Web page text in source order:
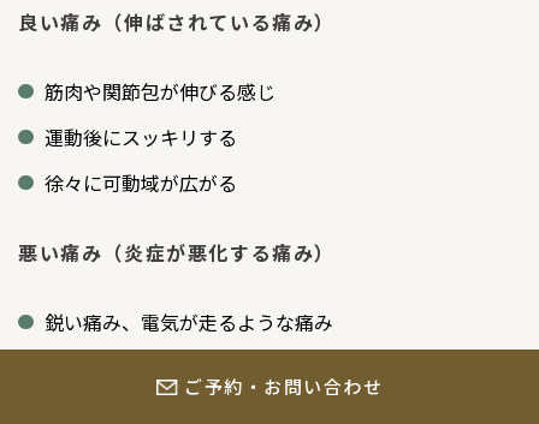
ご予約・お問い合わせ
良い痛み（伸ばされている痛み）
筋肉や関節包が伸びる感じ
運動後にスッキリする
徐々に可動域が広がる
悪い痛み（炎症が悪化する痛み）
鋭い痛み、電気が走るような痛み